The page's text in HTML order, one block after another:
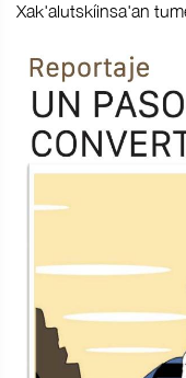
Xak'alutskíinsa'an